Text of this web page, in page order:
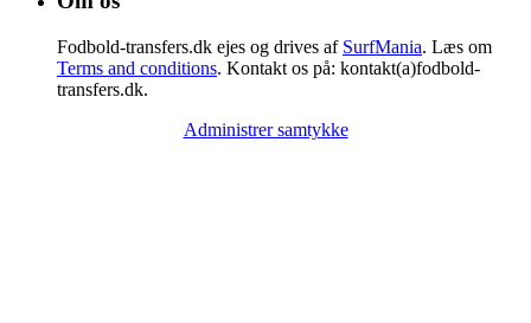
Fodbold-transfers.dk ejes og drives af SurfMania. Læs om
Terms and conditions. Kontakt os på: kontakt(a)fodbold-
transfers.dk.
Administrer samtykke